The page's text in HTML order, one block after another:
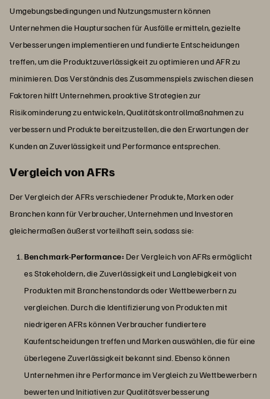
Umgebungsbedingungen und Nutzungsmustern können
Unternehmen die Hauptursachen für Ausfälle ermitteln, gezielte
Verbesserungen implementieren und fundierte Entscheidungen
treffen, um die Produktzuverlässigkeit zu optimieren und AFR zu
minimieren. Das Verständnis des Zusammenspiels zwischen diesen
Faktoren hilft Unternehmen, proaktive Strategien zur
Risikominderung zu entwickeln, Qualitätskontrollmaßnahmen zu
verbessern und Produkte bereitzustellen, die den Erwartungen der
Kunden an Zuverlässigkeit und Performance entsprechen.
Vergleich von AFRs
Der Vergleich der AFRs verschiedener Produkte, Marken oder
Branchen kann für Verbraucher, Unternehmen und Investoren
gleichermaßen äußerst vorteilhaft sein, sodass sie:
Benchmark-Performance: Der Vergleich von AFRs ermöglicht
es Stakeholdern, die Zuverlässigkeit und Langlebigkeit von
Produkten mit Branchenstandards oder Wettbewerbern zu
vergleichen. Durch die Identifizierung von Produkten mit
niedrigeren AFRs können Verbraucher fundiertere
Kaufentscheidungen treffen und Marken auswählen, die für eine
überlegene Zuverlässigkeit bekannt sind. Ebenso können
Unternehmen ihre Performance im Vergleich zu Wettbewerbern
bewerten und Initiativen zur Qualitätsverbesserung